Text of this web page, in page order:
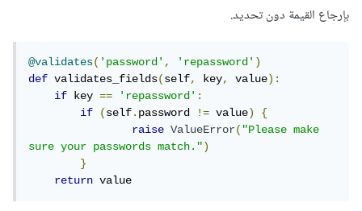
بإرجاع القيمة دون تحديد.
@validates('password', 'repassword')
def validates_fields(self, key, value):
if key == 'repassword':
if
(self.password != value)
{
raise
ValueError("Please make
sure your passwords match.")
}
return value